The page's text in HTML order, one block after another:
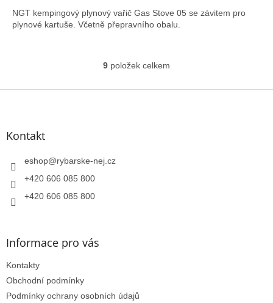
NGT kempingový plynový vařič Gas Stove 05 se závitem pro
plynové kartuše. Včetně přepravního obalu.
O
l
9 položek celkem
Z
Kontakt
eshop@rybarske-nej.cz
+420 606 085 800
+420 606 085 800
Informace pro vás
Kontakty
Obchodní podmínky
Podmínky ochrany osobních údajů